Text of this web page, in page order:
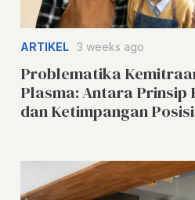
ARTIKEL 3 weeks ago
Problematika
Plasma: Antara Prinsip
dan Ketimpangan